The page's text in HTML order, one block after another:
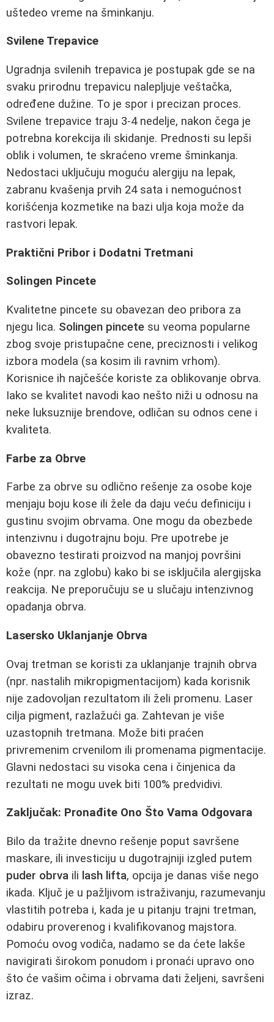
uštedeo vreme na šminkanju.
Svilene Trepavice
Ugradnja svilenih trepavica je postupak gde se na
svaku prirodnu trepavicu nalepljuje veštačka,
određene dužine. To je spor i precizan proces.
Svilene trepavice traju 3-4 nedelje, nakon čega je
potrebna korekcija ili skidanje. Prednosti su lepši
oblik i volumen, te skraćeno vreme šminkanja.
Nedostaci uključuju moguću alergiju na lepak,
zabranu kvašenja prvih 24 sata i nemogućnost
korišćenja kozmetike na bazi ulja koja može da
rastvori lepak.
Praktični Pribor i Dodatni Tretmani
Solingen Pincete
Kvalitetne pincete su obavezan deo pribora za
njegu lica. Solingen pincete su veoma popularne
zbog svoje pristupačne cene, preciznosti i velikog
izbora modela (sa kosim ili ravnim vrhom).
Korisnice ih najčešće koriste za oblikovanje obrva.
Iako se kvalitet navodi kao nešto niži u odnosu na
neke luksuznije brendove, odličan su odnos cene i
kvaliteta.
Farbe za Obrve
Farbe za obrve su odlično rešenje za osobe koje
menjaju boju kose ili žele da daju veću definiciju i
gustinu svojim obrvama. One mogu da obezbede
intenzivnu i dugotrajnu boju. Pre upotrebe je
obavezno testirati proizvod na manjoj površini
kože (npr. na zglobu) kako bi se isključila alergijska
reakcija. Ne preporučuju se u slučaju intenzivnog
opadanja obrva.
Lasersko Uklanjanje Obrva
Ovaj tretman se koristi za uklanjanje trajnih obrva
(npr. nastalih mikropigmentacijom) kada korisnik
nije zadovoljan rezultatom ili želi promenu. Laser
cilja pigment, razlažući ga. Zahtevan je više
uzastopnih tretmana. Može biti praćen
privremenim crvenilom ili promenama pigmentacije.
Glavni nedostaci su visoka cena i činjenica da
rezultati ne mogu uvek biti 100% predvidivi.
Zaključak: Pronađite Ono Što Vama Odgovara
Bilo da tražite dnevno rešenje poput savršene
maskare, ili investiciju u dugotrajniji izgled putem
puder obrva ili lash lifta, opcija je danas više nego
ikada. Ključ je u pažljivom istraživanju, razumevanju
vlastitih potreba i, kada je u pitanju trajni tretman,
odabiru proverenog i kvalifikovanog majstora.
Pomoću ovog vodiča, nadamo se da ćete lakše
navigirati širokom ponudom i pronaći upravo ono
što će vašim očima i obrvama dati željeni, savršeni
izraz.